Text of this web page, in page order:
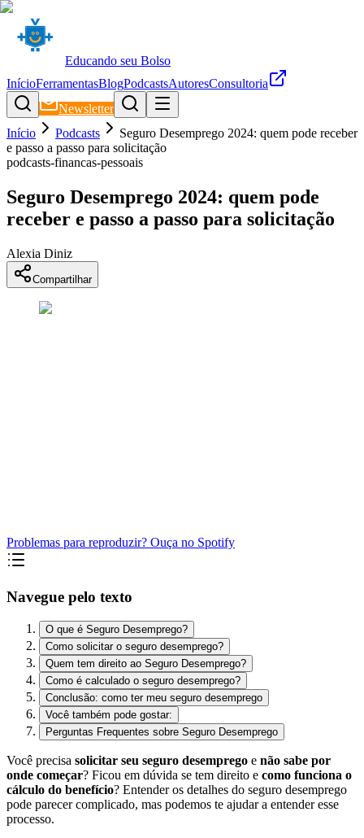
Educando seu Bolso
InícioFerramentasBlogPodcastsAutoresConsultoria
Newsletter
Início
Podcasts
Seguro Desemprego 2024: quem pode receber
e passo a passo para solicitação
podcasts-financas-pessoais
Seguro Desemprego 2024: quem pode
receber e passo a passo para solicitação
Alexia Diniz
Compartilhar
Problemas para reproduzir? Ouça no Spotify
Navegue pelo texto
O que é Seguro Desemprego?
Como solicitar o seguro desemprego?
Quem tem direito ao Seguro Desemprego?
Como é calculado o seguro desemprego?
Conclusão: como ter meu seguro desemprego
Você também pode gostar:
Perguntas Frequentes sobre Seguro Desemprego
Você precisa solicitar seu seguro desemprego e não sabe por
onde começar? Ficou em dúvida se tem direito e como funciona o
cálculo do benefício? Entender os detalhes do seguro desemprego
pode parecer complicado, mas podemos te ajudar a entender esse
processo.